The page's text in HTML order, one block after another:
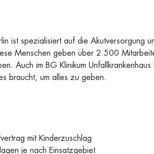
ist spezialisiert auf die Akutversorgung
Menschen geben über 2.500
Auch im BG Klinikum
braucht, um alles zu geben.
mit Kinderzuschlag
je nach Einsatzgebiet